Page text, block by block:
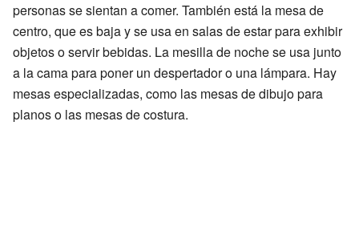
personas se sientan a comer. También está la mesa de
centro, que es baja y se usa en salas de estar para exhibir
objetos o servir bebidas. La mesilla de noche se usa junto
a la cama para poner un despertador o una lámpara. Hay
mesas especializadas, como las mesas de dibujo para
planos o las mesas de costura.